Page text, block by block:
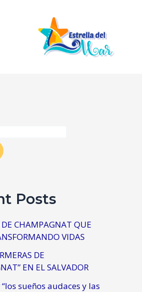
Posts
CHAMPAGNAT QUE
VIDAS
DE
EN EL SALVADOR
sueños audaces y las